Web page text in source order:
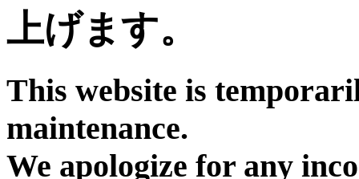
上げます。
This website is
maintenance.
We apologize for any